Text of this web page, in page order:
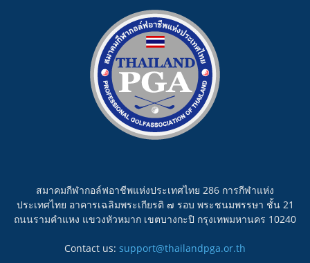
สมาคมกีฬากอล์ฟอาชีพแห่งประเทศไทย 286 การกีฬาแห่ง
ประเทศไทย อาคารเฉลิมพระเกียรติ ๗ รอบ พระชนมพรรษา ชั้น 21
ถนนรามคำแหง แขวงหัวหมาก เขตบางกะปิ กรุงเทพมหานคร 10240
Contact us: support@thailandpga.or.th